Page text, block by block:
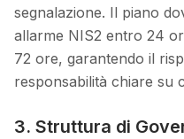
segnalazione. Il piano
allarme NIS2 entro 24
72 ore, garantendo il
responsabilità chiare su
3. Struttura di